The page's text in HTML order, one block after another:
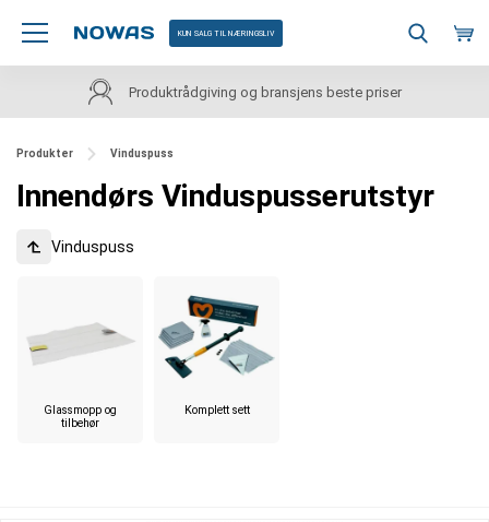
KUN SALG TIL NÆRINGSLIV
Produktrådgiving og bransjens beste priser
Produkter Vinduspuss
Innendørs Vinduspusserutstyr
Vinduspuss
Glassmopp og
tilbehør
Komplett sett